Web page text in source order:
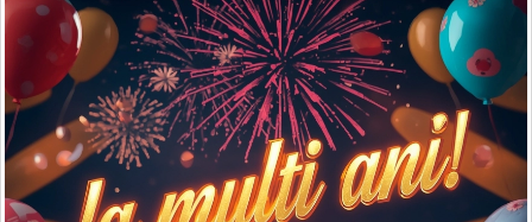
Felicitari muzicale
Felicitari muzicale personalizate
Felicitari animate
Invitatii personalizate